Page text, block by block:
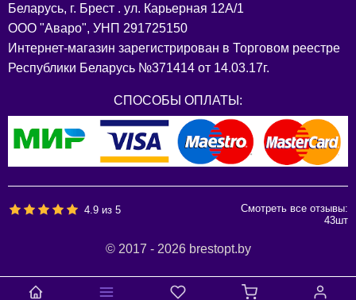
Беларусь, г. Брест . ул. Карьерная 12А/1
ООО "Аваро", УНП 291725150
Интернет-магазин зарегистрирован в Торговом реестре
Республики Беларусь №371414 от 14.03.17г.
СПОСОБЫ ОПЛАТЫ:
4.9 из5
Смотреть все отзывы:
43шт
© 2017 - 2026 brestopt.by